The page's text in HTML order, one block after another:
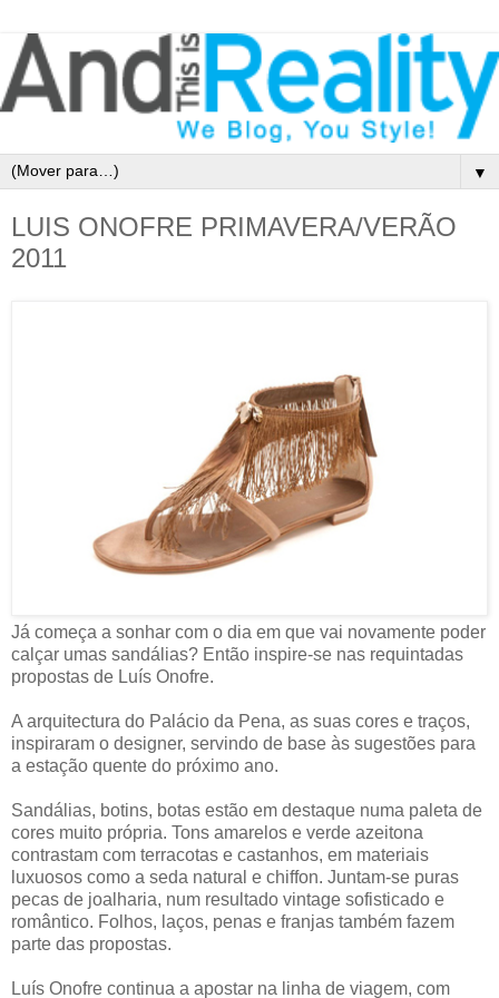
▼
LUIS ONOFRE PRIMAVERA/VERÃO
2011
Já começa a sonhar com o dia em que vai novamente poder
calçar umas sandálias? Então inspire-se nas requintadas
propostas de Luís Onofre.
A arquitectura do Palácio da Pena, as suas cores e traços,
inspiraram o designer, servindo de base às sugestões para
a estação quente do próximo ano.
Sandálias, botins, botas estão em destaque numa paleta de
cores muito própria. Tons amarelos e verde azeitona
contrastam com terracotas e castanhos, em materiais
luxuosos como a seda natural e chiffon. Juntam-se puras
pecas de joalharia, num resultado vintage sofisticado e
romântico. Folhos, laços, penas e franjas também fazem
parte das propostas.
Luís Onofre continua a apostar na linha de viagem, com